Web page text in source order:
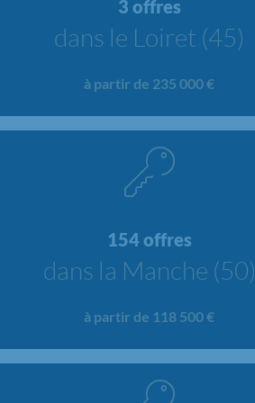
3 offres
dans le Loiret (45)
à partir de 235 000 €
154 offres
dans la Manche (50)
à partir de 118 500 €